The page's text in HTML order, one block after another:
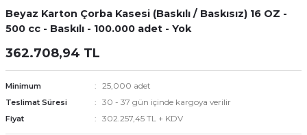
Burger Kutuları
Beyaz Karton Çorba Kasesi (Baskılı / Baskısız) 16 OZ -
500 cc - Baskılı - 100.000 adet - Yok
362.708,94 TL
Minimum 25,000 adet
Teslimat Süresi 30 - 37 gün içinde kargoya verilir
Fiyat 302.257,45 TL + KDV